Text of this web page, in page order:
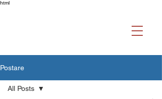
html
Postare
All Posts